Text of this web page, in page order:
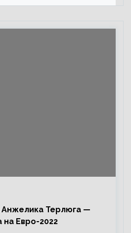
бою, а Конор умеет
Терлюга —
на Евро-2022